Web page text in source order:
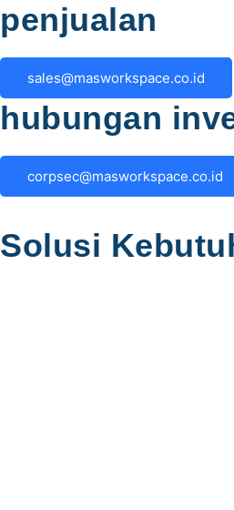
penjualan
sales@masworkspace.co.id
hubungan
corpsec@masworkspace.co.id
Solusi